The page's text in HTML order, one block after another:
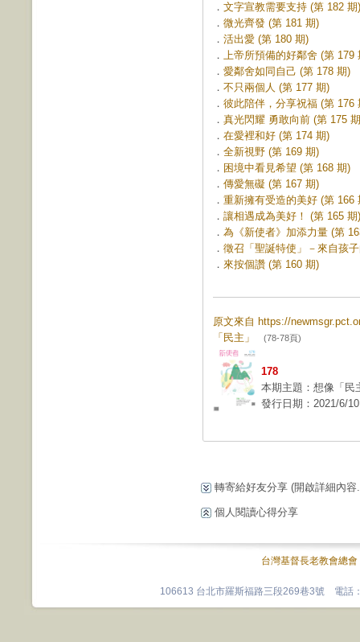
． 文字宣教需要支持 (第 182 期)
． 微光齊發 (第 181 期)
． 活出愛 (第 180 期)
． 上帝所預備的好鄰舍 (第 179
． 愛鄰舍如同自己 (第 178 期)
． 不只兩個人 (第 177 期)
． 彼此陪伴，分享祝福 (第 176
． 真光閃耀 勇敢向前 (第 175
． 在愛裡和好 (第 174 期)
． 全新視野 (第 169 期)
． 困境中看見希望 (第 168 期)
． 傳愛無礙 (第 167 期)
． 重新擁有受造的美好 (第 166
． 讓相遇成為美好！ (第 165 期)
． 為《新使者》加添力量 (第
． 徵召「聖誕特使」－來自孩
． 來按個讚 (第 160 期)
原文來自 https://
「民主」
(78-78頁)
178
本期主題：想像「民
發行日期：2021/6/10
轉寄給好友分享 (開啟詳細內容
個人閱讀心得分享
台灣基督長老教會總會
106613 台北市羅斯福路三段269巷3號 電